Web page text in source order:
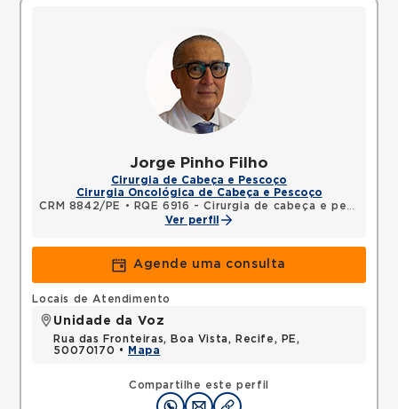
Jorge Pinho Filho
Cirurgia de Cabeça e Pescoço
Cirurgia Oncológica de Cabeça e Pescoço
CRM 8842/PE
• RQE 6916 - Cirurgia de cabeça e pescoço
Ver perfil
Agende uma consulta
Compartilhe este perfil
Locais de Atendimento
Unidade da Voz
Rua das Fronteiras, Boa Vista, Recife, PE,
50070170 •
Mapa